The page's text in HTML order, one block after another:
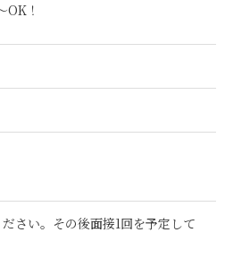
OK！
さい。その後面接1回を予定して